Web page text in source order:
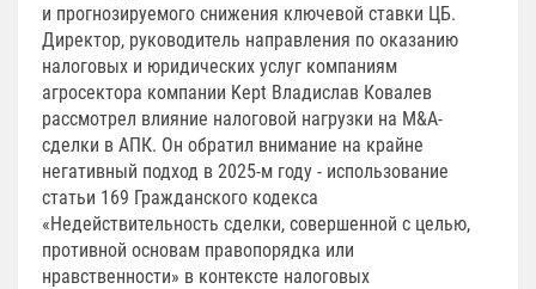
и прогнозируемого снижения ключевой ставки ЦБ.
Директор, руководитель направления по оказанию
налоговых и юридических услуг компаниям
агросектора компании Kept Владислав Ковалев
рассмотрел влияние налоговой нагрузки на M&A-
сделки в АПК. Он обратил внимание на крайне
негативный подход в 2025-м году - использование
статьи 169 Гражданского кодекса
«Недействительность сделки, совершенной с целью,
противной основам правопорядка или
нравственности» в контексте налоговых